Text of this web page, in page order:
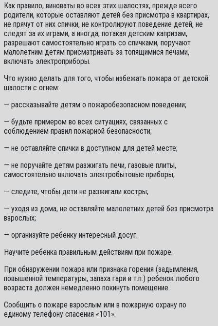
Как правило, виноваты во всех этих шалостях, прежде всего
родители, которые оставляют детей без присмотра в квартирах,
не прячут от них спички, не контролируют поведение детей, не
следят за их играми, а иногда, потакая детским капризам,
разрешают самостоятельно играть со спичками, поручают
малолетним детям присматривать за топящимися печами,
включать электроприборы.
Что нужно делать для того, чтобы избежать пожара от детской
шалости с огнем:
— рассказывайте детям о пожаробезопасном поведении;
— будьте примером во всех ситуациях, связанных с
соблюдением правил пожарной безопасности;
— не оставляйте спички в доступном для детей месте;
— не поручайте детям разжигать печи, газовые плиты,
самостоятельно включать электробытовые приборы;
— следите, чтобы дети не разжигали костры;
— уходя из дома, не оставляйте малолетних детей без присмотра
взрослых;
— организуйте ребенку интересный досуг.
Научите ребенка правильным действиям при пожаре.
При обнаружении пожара или признака горения (задымления,
повышенной температуры, запаха гари и т.п.) ребенок любого
возраста должен немедленно покинуть помещение.
Сообщить о пожаре взрослым или в пожарную охрану по
единому телефону спасения «101».